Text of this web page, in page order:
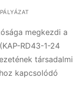
PÁLYÁZAT
megkezdi a
RD43-1-24
társadalmi
kapcsolódó